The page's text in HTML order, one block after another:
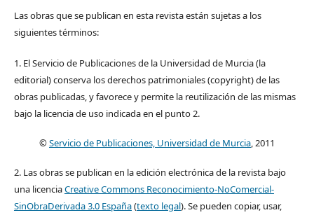
Las obras que se publican en esta revista están sujetas a los
siguientes términos:
1. El Servicio de Publicaciones de la Universidad de Murcia (la
editorial) conserva los derechos patrimoniales (copyright) de las
obras publicadas, y favorece y permite la reutilización de las mismas
bajo la licencia de uso indicada en el punto 2.
©Servicio de Publicaciones, Universidad de Murcia, 2011
2. Las obras se publican en la edición electrónica de la revista bajo
una licenciaCreative Commons Reconocimiento-NoComercial-
SinObraDerivada 3.0 España(texto legal). Se pueden copiar, usar,